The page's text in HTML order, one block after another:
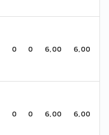
0 0 6,00 6,00
0 0 6,00 6,00